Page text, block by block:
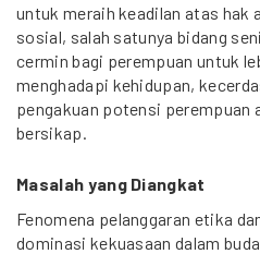
untuk meraih keadilan atas hak
sosial, salah satunya bidang
cermin bagi perempuan untuk
menghadapi kehidupan,
pengakuan potensi perempuan
bersikap.
Masalah yang Diangkat
Fenomena pelanggaran etika
dominasi kekuasaan dalam